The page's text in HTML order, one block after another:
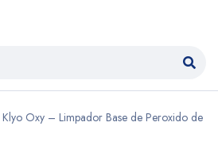
Klyo Oxy – Limpador Base de Peroxido de